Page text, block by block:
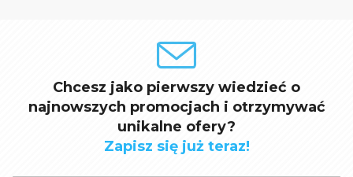
Chcesz jako pierwszy wiedzieć o
najnowszych promocjach i otrzymywać
unikalne ofery?
Zapisz się już teraz!